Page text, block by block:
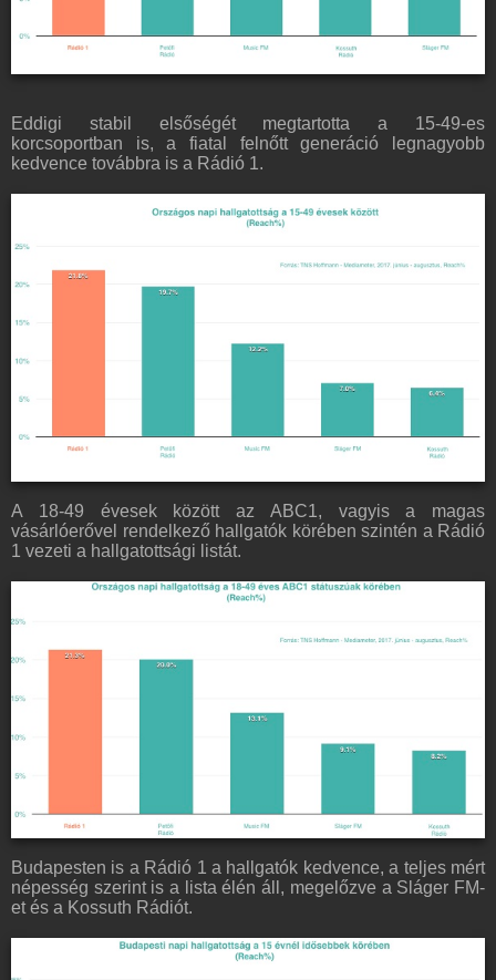
Eddigi stabil elsőségét megtartotta a 15-49-es
korcsoportban is, a fiatal felnőtt generáció legnagyobb
kedvence továbbra is a Rádió 1.
A 18-49 évesek között az ABC1, vagyis a magas
vásárlóerővel rendelkező hallgatók körében szintén a Rádió
1 vezeti a hallgatottsági listát.
Budapesten is a Rádió 1 a hallgatók kedvence, a teljes mért
népesség szerint is a lista élén áll, megelőzve a Sláger FM-
et és a Kossuth Rádiót.